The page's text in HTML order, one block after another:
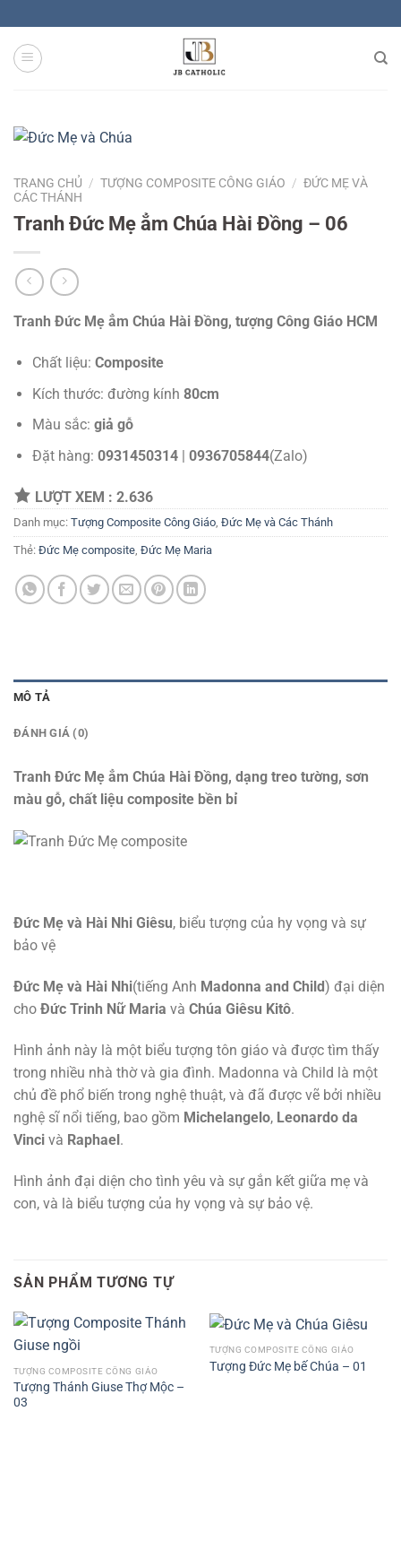
to
content
TRANG CHỦ / TƯỢNG COMPOSITE CÔNG GIÁO / ĐỨC MẸ VÀ
CÁC THÁNH
Tranh Đức Mẹ ẳm Chúa Hài Đồng – 06
Tranh Đức Mẹ ẳm Chúa Hài Đồng, tượng Công Giáo HCM
Chất liệu: Composite
Kích thước: đường kính 80cm
Màu sắc: giả gỗ
Đặt hàng: 0931450314| 0936705844(Zalo)
LƯỢT XEM : 2.636
Danh mục: Tượng Composite Công Giáo Đức Mẹ và Các Thánh
Thẻ: Đức Mẹ composite Đức Mẹ Maria
MÔ TẢ
ĐÁNH GIÁ (0)
Tranh Đức Mẹ ẳm Chúa Hài Đồng, dạng treo tường, sơn
màu gỗ, chất liệu composite bền bỉ
Đức Mẹ và Hài Nhi Giêsu, biểu tượng của hy vọng và sự
bảo vệ
Đức Mẹ và Hài Nhi(tiếng Anh Madonna and Child) đại diện
cho Đức Trinh Nữ Maria và Chúa Giêsu Kitô.
Hình ảnh này là một biểu tượng tôn giáo và được tìm thấy
trong nhiều nhà thờ và gia đình. Madonna và Child là một
chủ đề phổ biến trong nghệ thuật, và đã được vẽ bởi nhiều
nghệ sĩ nổi tiếng, bao gồm Michelangelo, Leonardo da
Vinci và Raphael.
Hình ảnh đại diện cho tình yêu và sự gắn kết giữa mẹ và
con, và là biểu tượng của hy vọng và sự bảo vệ.
SẢN PHẨM TƯƠNG TỰ
TƯỢNG COMPOSITE CÔNG GIÁO
Tượng Thánh Giuse Thợ Mộc –
03
TƯỢNG COMPOSITE CÔNG GIÁO
Tượng Đức Mẹ bế Chúa – 01